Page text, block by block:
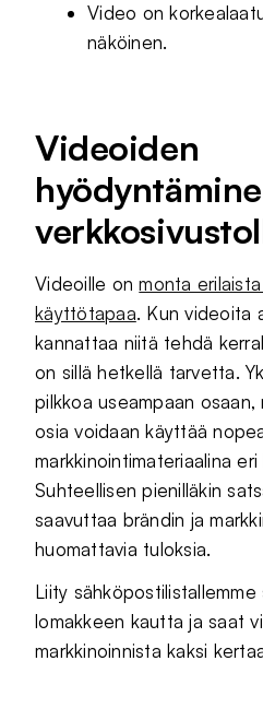
Video on
näköinen.
Videoiden
Videoille onmonta
käyttötapaa. Kun videoita
kannattaa niitä tehdä
on sillä hetkellä tarvetta.
pilkkoa useampaan osaan,
osia voidaan käyttää
markkinointimateriaalina eri
Suhteellisen pienilläkin
saavuttaa brändin ja
huomattavia tuloksia.
Liity sähköpostilistallemme
lomakkeen kautta ja saat
markkinoinnista kaksi